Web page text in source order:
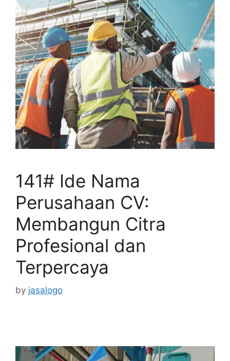
141# Ide Nama
Perusahaan CV:
Membangun Citra
Profesional dan
Terpercaya
by jasalogo